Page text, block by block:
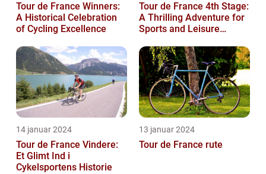
Tour de France Winners:
A Historical Celebration
of Cycling Excellence
Tour de France 4th Stage:
A Thrilling Adventure for
Sports and Leisure
14 januar 2024
Tour de France Vindere:
Et Glimt Ind i
Cykelsportens Historie
13 januar 2024
Tour de France rute